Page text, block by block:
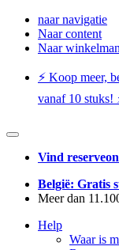
naar navigatie
Naar content
Naar
⚡️ Koop meer,
vanaf 10 stuks!
Vind
België: Gratis
Meer dan
Help
Waar is